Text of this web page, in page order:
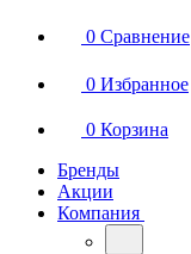
0 Сравнение
0 Избранное
0 Корзина
Бренды
Акции
Компания